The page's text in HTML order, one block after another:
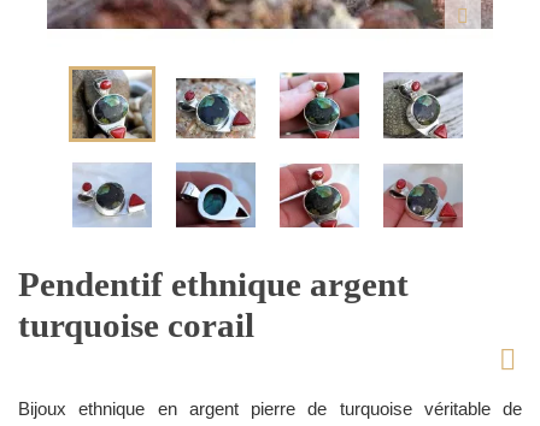
Pendentif ethnique argent
turquoise corail
Bijoux ethnique en argent pierre de turquoise véritable de